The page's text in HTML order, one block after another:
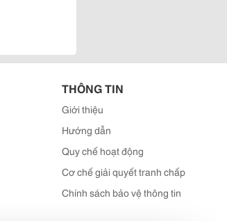
THÔNG TIN
Giới thiệu
Hướng dẫn
Quy chế hoạt động
Cơ chế giải quyết tranh chấp
Chính sách bảo vệ thông tin